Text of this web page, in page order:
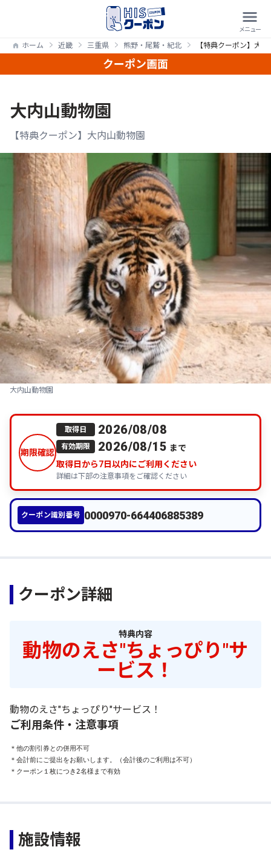
ホーム 近畿 三重県 熊野・尾鷲・紀北 【特典クーポン】大
クーポン画面
大内山動物園
【特典クーポン】大内山動物園
大内山動物園
期限確認
取得日 2026/08/08
有効期限 2026/08/15 まで
取得日から7 日以内にご利用ください
詳細は下部の注意事項をご確認ください
クーポン識別番号 0000970-664406885389
クーポン詳細
特典内容
動物のえさ"ちょっぴり"サ
ービス！
動物のえさ"ちょっぴり"サービス！
ご利用条件・注意事項
＊他の割引券との併用不可
＊会計前にご提出をお願いします。（会計後のご利用は不可）
＊クーポン１枚につき2名様まで有効
施設情報